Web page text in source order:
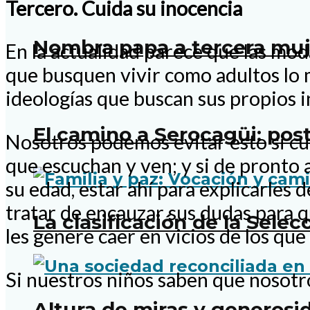
Nombra papa a tercera
El camino a Serocagüi:
La clasificación de la
Tercero. Cuida su inocencia
En la actualidad parece que las
que busquen vivir como adultos lo
ideologías que buscan sus propios
Nosotros podemos evitar esto si
que escuchan y ven; y si de pronto
su edad, estar ahí para explicarles
tratar de encauzar sus dudas para
les genere caer en vicios de los
Si nuestros niños saben que